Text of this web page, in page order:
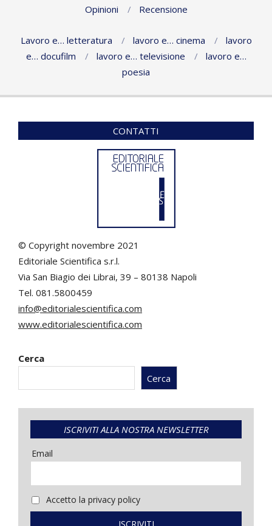
Opinioni
Recensione
Lavoro e… letteratura lavoro e… cinema
lavoro
e… docufilm
lavoro e… televisione
lavoro e…
poesia
CONTATTI
© Copyright novembre 2021
Editoriale Scientifica s.r.l.
Via San Biagio dei Librai, 39 – 80138 Napoli
Tel. 081.5800459
info@editorialescientifica.com
www.editorialescientifica.com
Cerca
Cerca
ISCRIVITI ALLA NOSTRA NEWSLETTER
Email
Accetto la privacy policy